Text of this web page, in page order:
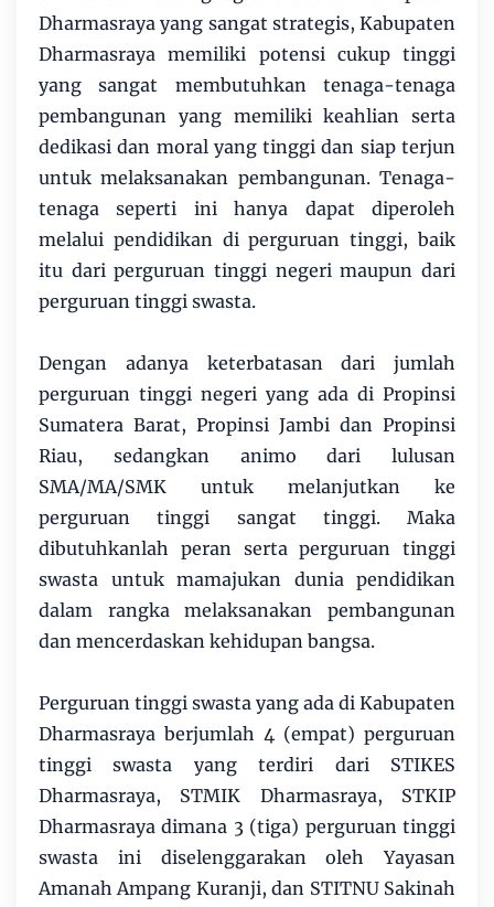
Dharmasraya yang sangat strategis, Kabupaten
Dharmasraya memiliki potensi cukup tinggi
yang sangat membutuhkan tenaga-tenaga
pembangunan yang memiliki keahlian serta
dedikasi dan moral yang tinggi dan siap terjun
untuk melaksanakan pembangunan. Tenaga-
tenaga seperti ini hanya dapat diperoleh
melalui pendidikan di perguruan tinggi, baik
itu dari perguruan tinggi negeri maupun dari
perguruan tinggi swasta.
Dengan adanya keterbatasan dari jumlah
perguruan tinggi negeri yang ada di Propinsi
Sumatera Barat, Propinsi Jambi dan Propinsi
Riau, sedangkan animo dari lulusan
SMA/MA/SMK untuk melanjutkan ke
perguruan tinggi sangat tinggi. Maka
dibutuhkanlah peran serta perguruan tinggi
swasta untuk mamajukan dunia pendidikan
dalam rangka melaksanakan pembangunan
dan mencerdaskan kehidupan bangsa.
Perguruan tinggi swasta yang ada di Kabupaten
Dharmasraya berjumlah 4 (empat) perguruan
tinggi swasta yang terdiri dari STIKES
Dharmasraya, STMIK Dharmasraya, STKIP
Dharmasraya dimana 3 (tiga) perguruan tinggi
swasta ini diselenggarakan oleh Yayasan
Amanah Ampang Kuranji, dan STITNU Sakinah